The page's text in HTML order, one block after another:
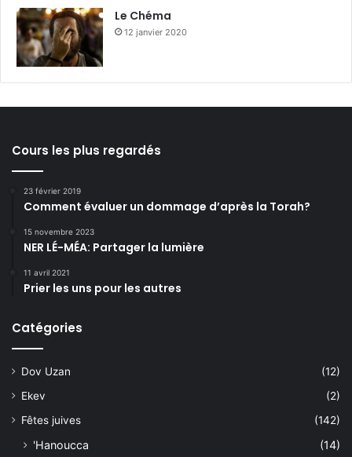
Le Chéma
12 janvier 2020
Cours les plus regardés
23 février 2019
Comment évaluer un dommage d’après la Torah?
15 novembre 2023
NER LÉ-MÉA: Partager la lumière
11 avril 2021
Prier les uns pour les autres
Catégories
Dov Uzan
(12)
Ekev
(2)
Fêtes juives
(142)
'Hanoucca
(14)